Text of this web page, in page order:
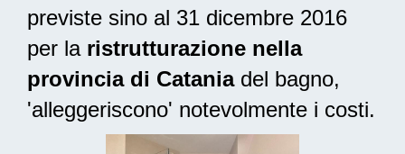
previste sino al 31 dicembre 2016
per la ristrutturazione nella
provincia di Cataniadel bagno,
'alleggeriscono' notevolmente i costi.